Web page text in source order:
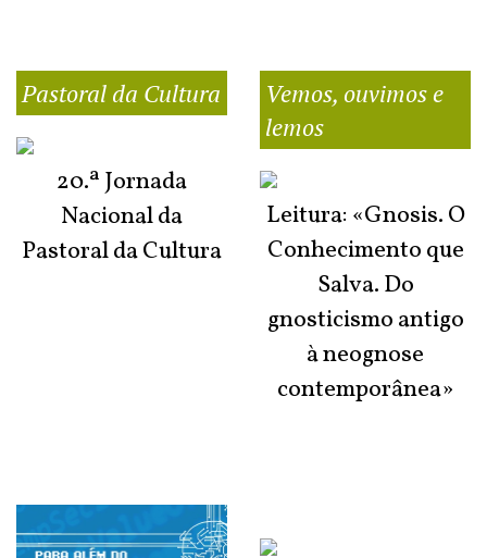
Pastoral da Cultura
20.ª Jornada
Nacional da
Pastoral da Cultura
Vemos, ouvimos e
lemos
Leitura: «Gnosis. O
Conhecimento que
Salva. Do
gnosticismo antigo
à neognose
contemporânea»